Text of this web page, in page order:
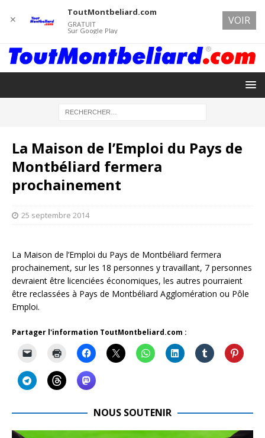
La Maison de l’Emploi du Pays de
Montbéliard fermera
prochainement
25 septembre 2014
La Maison de l’Emploi du Pays de Montbéliard fermera
prochainement, sur les 18 personnes y travaillant, 7 personnes
devraient être licenciées économiques, les autres pourraient
être reclassées à Pays de Montbéliard Agglomération ou Pôle
Emploi.
Partager l'information ToutMontbeliard.com :
NOUS SOUTENIR
✕
ToutMontbeliard.com
GRATUIT
Sur Google Play
VOIR